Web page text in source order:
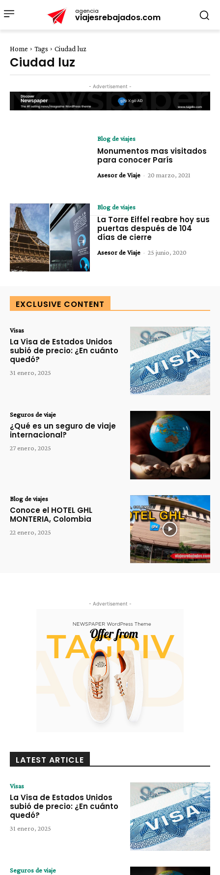
agencia
viajesrebajados.com
Home Tags Ciudad luz
Ciudad luz
- Advertisement -
Blog de viajes
Monumentos mas visitados
para conocer París
Asesor de Viaje - 20 marzo, 2021
Blog de viajes
La Torre Eiffel reabre hoy sus
puertas después de 104
días de cierre
Asesor de Viaje - 25 junio, 2020
EXCLUSIVE CONTENT
Visas
La Visa de Estados Unidos
subió de precio: ¿En cuánto
quedó?
31 enero, 2025
Seguros de viaje
¿Qué es un seguro de viaje
internacional?
27 enero, 2025
Blog de viajes
Conoce el HOTEL GHL
MONTERIA, Colombia
22 enero, 2025
- Advertisement -
LATEST ARTICLE
Visas
La Visa de Estados Unidos
subió de precio: ¿En cuánto
quedó?
31 enero, 2025
Seguros de viaje